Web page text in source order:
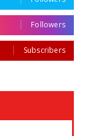
Followers
Subscribers